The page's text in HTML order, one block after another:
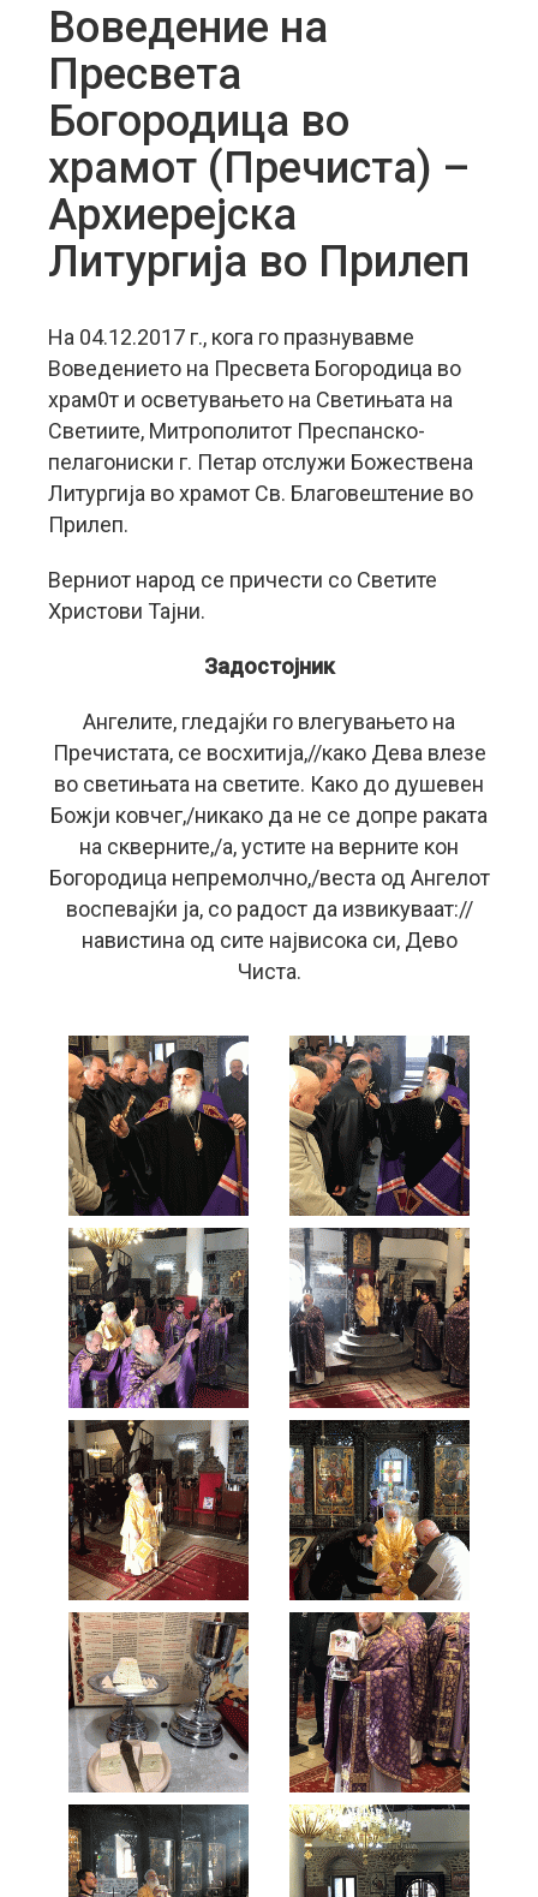
Воведение на
Пресвета
Богородица во
храмот (Пречиста) –
Архиерејска
Литургија во Прилеп
На 04.12.2017 г., кога го празнувавме
Воведението на Пресвета Богородица во
храм0т и осветувањето на Светињата на
Светиите, Митрополитот Преспанско-
пелагониски г. Петар отслужи Божествена
Литургија во храмот Св. Благовештение во
Прилеп.
Верниот народ се причести со Светите
Христови Тајни.
Задостојник
Ангелите, гледајќи го влегувањето на
Пречистата, се восхитија,//како Дева влезе
во светињата на светите. Како до душевен
Божји ковчег,/никако да не се допре раката
на скверните,/а, устите на верните кон
Богородица непремолчно,/веста од Ангелот
воспевајќи ја, со радост да извикуваат://
навистина од сите највисока си, Дево
Чиста.